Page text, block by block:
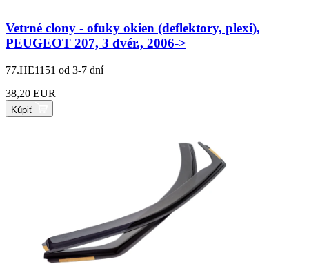
Vetrné clony - ofuky okien (deflektory, plexi),
PEUGEOT 207, 3 dvér., 2006->
77.HE1151 od 3-7 dní
38,20 EUR
Kúpiť